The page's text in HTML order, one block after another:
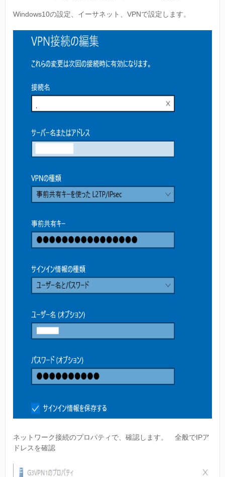
Windows10の設定、イーサネット、VPNで設定します。
ネットワーク接続のプロパティで、確認します。 全般でIPア
ドレスを確認